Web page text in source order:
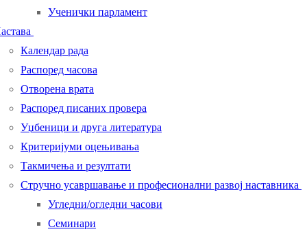
Ученички парламент
Календар рада
Распоред часова
Отворена врата
Распоред писаних провера
Уџбеници и друга литература
Критеријуми оцењивања
Такмичења и резултати
Стручно усавршавање и професионални развој наставника
Угледни/огледни часови
Семинари